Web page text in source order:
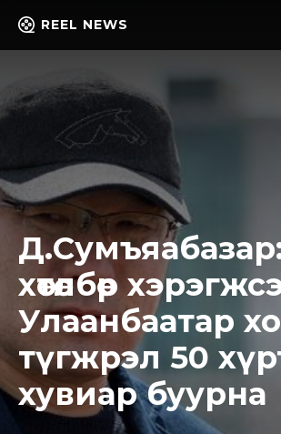
REEL NEWS
Д.Сумъяабазар:
хөтөлбөр
Улаанбаатар
түгжрэл 50
хувиар буурна